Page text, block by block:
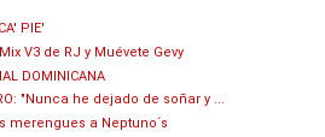
PIE'
V3 de RJ y Muévete Gevy
DOMINICANA
"Nunca he dejado de soñar y ...
merengues a Neptuno´s